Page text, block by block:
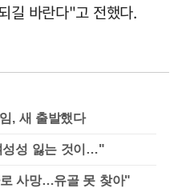
길 바란다"고 전했다.
, 새 출발했다
성성 잃는 것이…"
사망…유골 못 찾아"